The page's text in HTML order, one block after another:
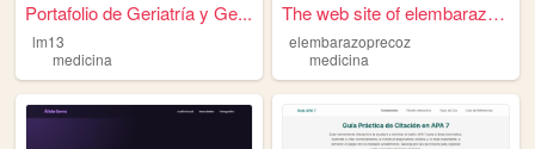
Portafolio de Geriatría y Ge...
lm13
medicina
The web site of elembarazopr...
elembarazoprecoz
medicina